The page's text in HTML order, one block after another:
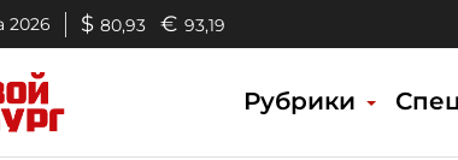
2026 $ 80,93 € 93,19
Рубрики